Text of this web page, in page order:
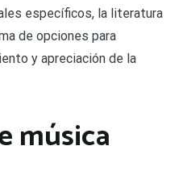
esta
específicos, la literatura
de opciones para
y apreciación de la
música